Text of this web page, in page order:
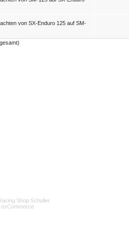
von SX-Enduro 125 auf SM-
Shop Schuller